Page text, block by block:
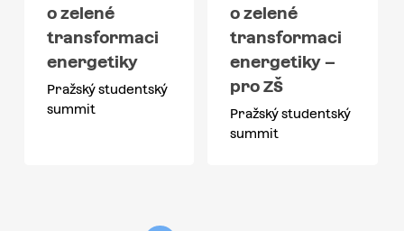
o zelené
transformaci
energetiky
Pražský studentský
summit
o zelené
transformaci
energetiky –
pro ZŠ
Pražský studentský
summit